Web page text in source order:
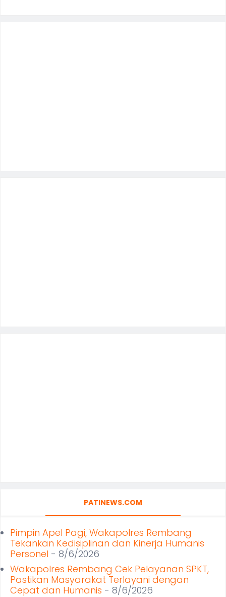
PATINEWS.COM
Pimpin Apel Pagi, Wakapolres Rembang
Tekankan Kedisiplinan dan Kinerja Humanis
Personel - 8/6/2026
Wakapolres Rembang Cek Pelayanan SPKT,
Pastikan Masyarakat Terlayani dengan
Cepat dan Humanis - 8/6/2026